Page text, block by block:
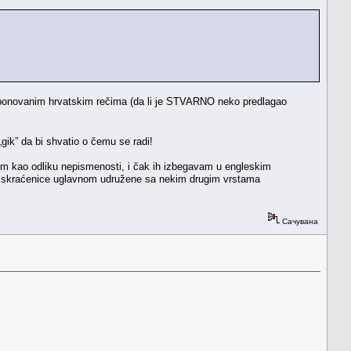
hrvatskim rečima (da li je STVARNO neko predlagao
da bi shvatio o čemu se radi!
kao odliku nepismenosti, i čak ih izbegavam u engleskim
uglavnom udružene sa nekim drugim vrstama
Сачувана